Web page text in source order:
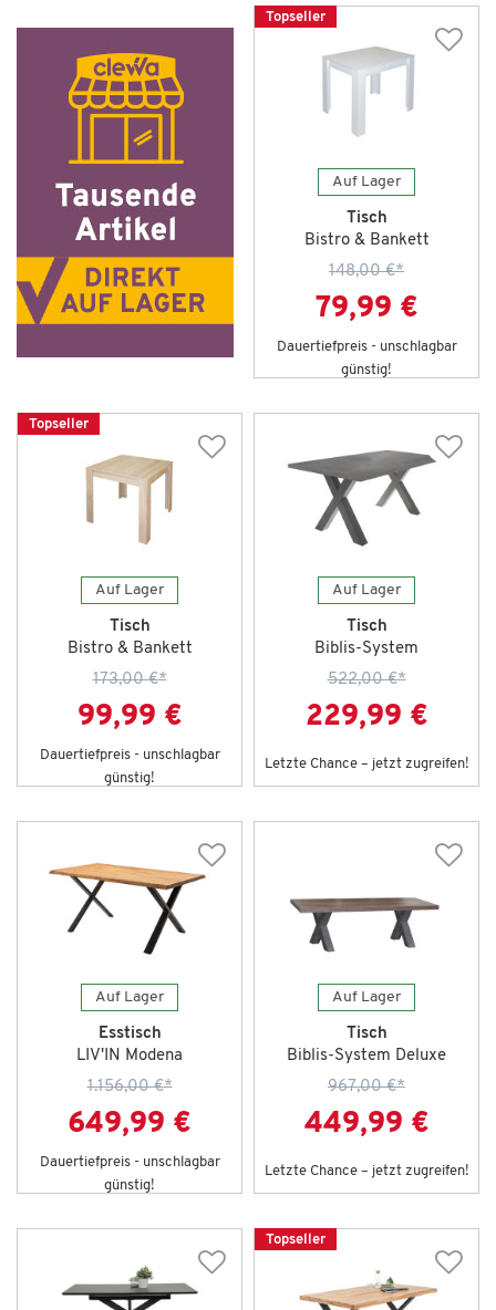
Topseller
Auf Lager
Tisch
Bistro & Bankett
148,00 €*
79,99 €
Dauertiefpreis - unschlagbar
günstig!
Topseller
Auf Lager
Tisch
Bistro & Bankett
173,00 €*
99,99 €
Dauertiefpreis - unschlagbar
günstig!
Auf Lager
Tisch
Biblis-System
522,00 €*
229,99 €
Letzte Chance – jetzt zugreifen!
Auf Lager
Esstisch
LIV'IN Modena
1.156,00 €*
649,99 €
Dauertiefpreis - unschlagbar
günstig!
Auf Lager
Tisch
Biblis-System Deluxe
967,00 €*
449,99 €
Letzte Chance – jetzt zugreifen!
Topseller